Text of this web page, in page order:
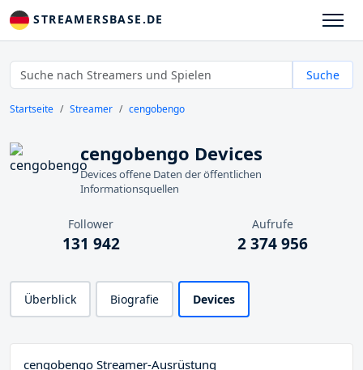
STREAMERSBASE.DE
Suche
Startseite Streamer cengobengo
cengobengo Devices
Devices offene Daten der öffentlichen
Informationsquellen
Follower
131 942
Aufrufe
2 374 956
Überblick Biografie Devices
cengobengo Streamer-Ausrüstung